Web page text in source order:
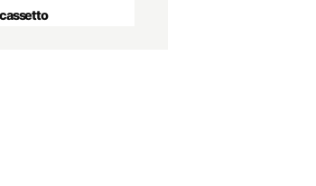
cassetto